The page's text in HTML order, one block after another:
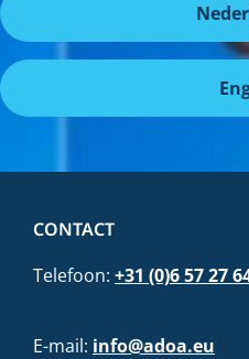
CONTACT
Telefoon: +31 (0)6 57 27
E-mail: info@adoa.eu